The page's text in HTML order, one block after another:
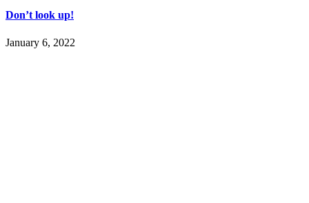
Don’t look up!
January 6, 2022